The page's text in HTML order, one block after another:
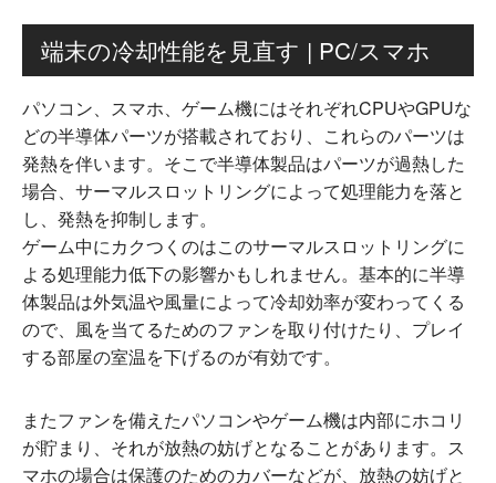
端末の冷却性能を見直す | PC/スマホ
パソコン、スマホ、ゲーム機にはそれぞれCPUやGPUな
どの半導体パーツが搭載されており、これらのパーツは
発熱を伴います。そこで半導体製品はパーツが過熱した
場合、サーマルスロットリングによって処理能力を落と
し、発熱を抑制します。
ゲーム中にカクつくのはこのサーマルスロットリングに
よる処理能力低下の影響かもしれません。基本的に半導
体製品は外気温や風量によって冷却効率が変わってくる
ので、風を当てるためのファンを取り付けたり、プレイ
する部屋の室温を下げるのが有効です。
またファンを備えたパソコンやゲーム機は内部にホコリ
が貯まり、それが放熱の妨げとなることがあります。ス
マホの場合は保護のためのカバーなどが、放熱の妨げと